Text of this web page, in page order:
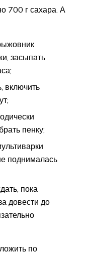
700 г сахара. А
засыпать
включить
пенку;
поднималась
пока
довести до
по